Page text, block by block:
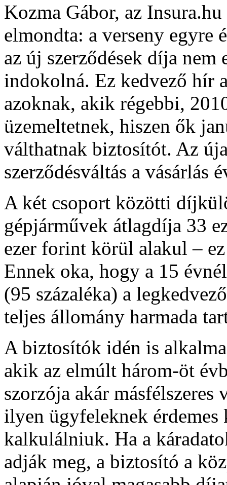
Kozma Gábor, az
elmondta: a verseny egyre
az új szerződések díja
indokolná. Ez kedvező hír
azoknak, akik régebbi,
üzemeltetnek, hiszen ők
válthatnak biztosítót. Az
szerződésváltás a vásárlás
A két csoport közötti
gépjárművek átlagdíja 33
ezer forint körül alakul –
Ennek oka, hogy a 15
(95 százaléka) a
teljes állomány harmada
A biztosítók idén is
akik az elmúlt három-öt
szorzója akár másfélszeres
ilyen ügyfeleknek
kalkulálniuk. Ha a
adják meg, a biztosító a